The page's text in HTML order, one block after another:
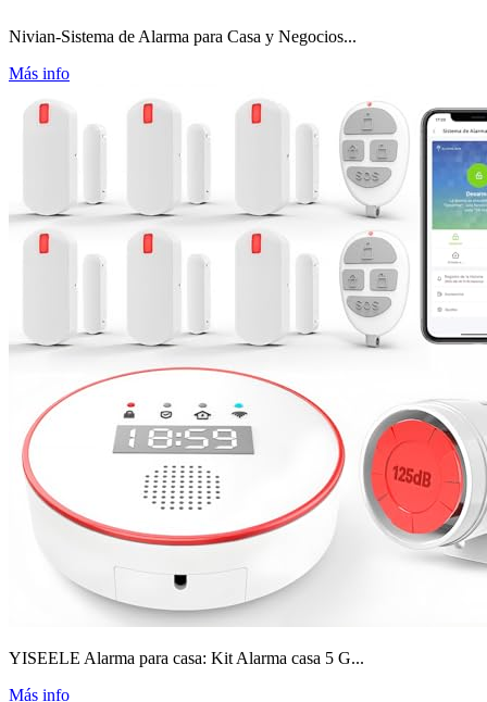
Nivian-Sistema de Alarma para Casa y Negocios...
Más info
YISEELE Alarma para casa: Kit Alarma casa 5 G...
Más info